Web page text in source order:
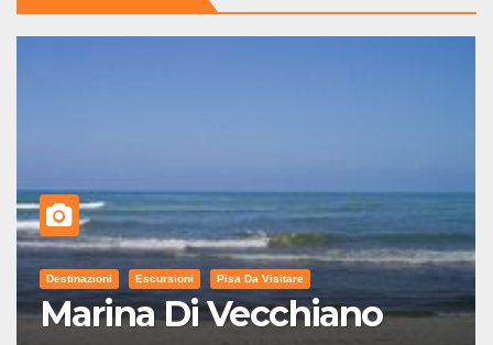
Destinazioni Escursioni Pisa Da Visitare
Marina Di Vecchiano